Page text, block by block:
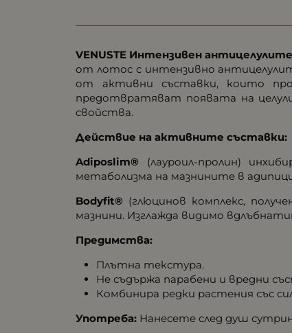
VENUSTE Интензивен
от лотос с интензивно
от активни съставки, които
предотвратяват появата на
свойства.
Действие на активните съставки:
Adiposlim® (лауроил-пролин)
метаболизма на мазнините в
Bodyfit® (глюцинов комплекс,
мазнини. Изглажда видимо
Предимства:
Плътна текстура.
Не съдържа парабени и вредни
Комбинира редки растения със
Употреба: Нанесете след душ